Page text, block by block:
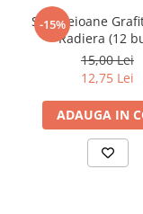
Teens Book Club
Umor
Birotica & Papetarie
Adezivi si benzi
Articole Birotica
Accesorii Arhivare
-15%
Set Creioane
Radiera (12
15,00 Lei
12,75 Lei
ADAUGA IN